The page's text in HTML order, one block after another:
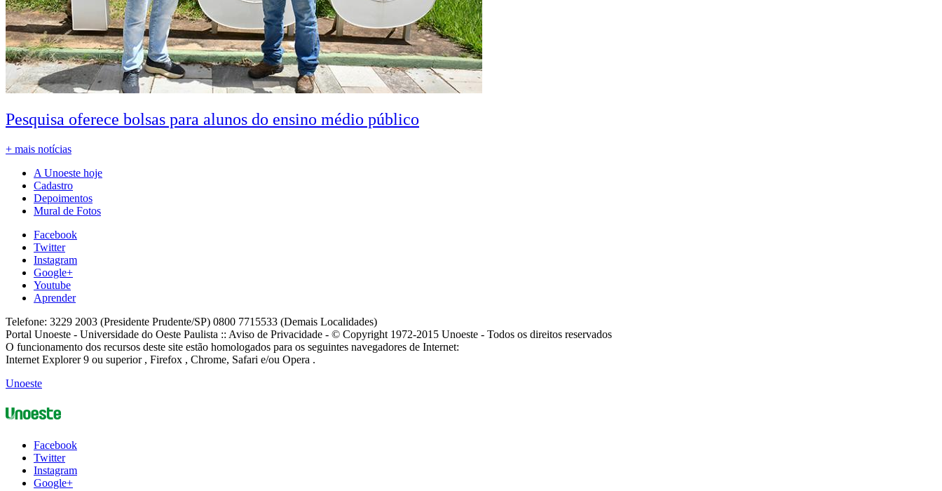
Pesquisa oferece bolsas para alunos do ensino médio público
+ mais notícias
A Unoeste hoje
Cadastro
Depoimentos
Mural de Fotos
Facebook
Twitter
Instagram
Google+
Youtube
Aprender
Telefone: 3229 2003 (Presidente Prudente/SP) 0800 7715533 (Demais Localidades)
Portal Unoeste - Universidade do Oeste Paulista :: Aviso de Privacidade - © Copyright 1972-2015 Unoeste - Todos os direitos reservados
O funcionamento dos recursos deste site estão homologados para os seguintes navegadores de Internet:
Internet Explorer 9 ou superior , Firefox , Chrome, Safari e/ou Opera .
Unoeste
Facebook
Twitter
Instagram
Google+